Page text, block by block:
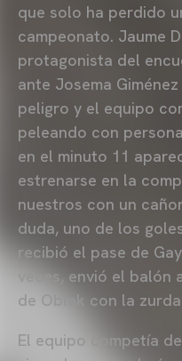
que solo ha perdido
campeonato. Jaume
protagonista del
ante Josema
peligro y el equipo
peleando con
en el minuto 11
estrenarse en la
nuestros con un
duda, uno de los
recibió el pase de
veces, envió el
de Oblak con la
El equipo competía